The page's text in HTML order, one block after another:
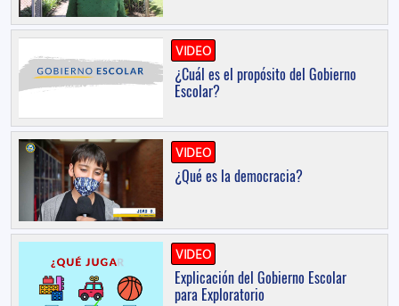
VIDEO
¿Cuál es el propósito del Gobierno
Escolar?
VIDEO
¿Qué es la democracia?
VIDEO
Explicación del Gobierno Escolar
para Exploratorio